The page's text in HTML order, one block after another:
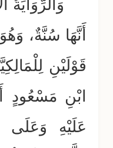
وَالرِّوَايَةُ
أَنَّهَا سُنَّةٌ،
قَوْلَيْنِ
ابْنِ مَسْعُودٍ
عَلَيْهِ